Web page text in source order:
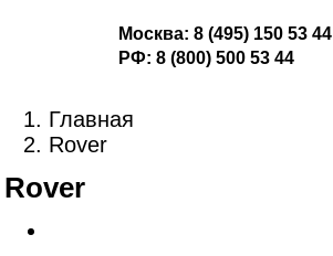
Москва: 8 (495) 150 53 44
РФ: 8 (800) 500 53 44
Главная
Rover
Rover